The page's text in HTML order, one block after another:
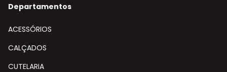
Departamentos
ACESSÓRIOS
CALÇADOS
CUTELARIA